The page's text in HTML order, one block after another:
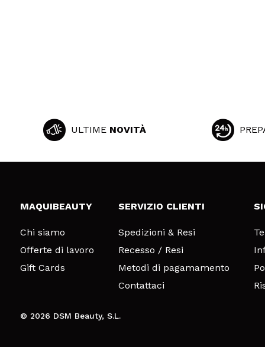
ULTIME NOVITÀ
MAQUIBEAUTY
Chi siamo
Offerte di lavoro
Gift Cards
SERVIZIO CLIENTI
Spedizioni & Resi
Recesso / Resi
Metodi di pagamamento
Contattaci
© 2026 DSM Beauty, S.L.